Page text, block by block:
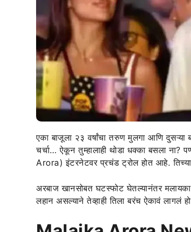
एका बाजूला २३ वर्षांचा तरुण मुलगा आणि दुसऱ्या
चर्चा… ऐकून तुम्हालाही थोडा धक्का बसला ना?
Arora) इंटरनेटवर प्रचंड ट्रोल होत आहे.
अरबाज खानसोबत घटस्फोट घेतल्यानंतर
लहान असल्याने तेव्हाही तिला बरंच ऐकावं लागलं